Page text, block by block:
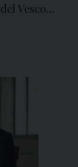
Vescovo